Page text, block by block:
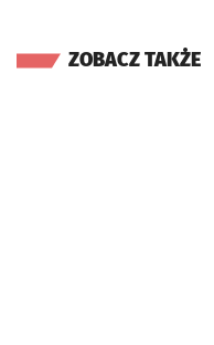
ZOBACZ TAKŻE